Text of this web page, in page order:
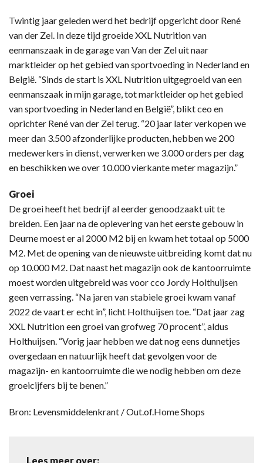
Twintig jaar geleden werd het bedrijf opgericht door René
van der Zel. In deze tijd groeide XXL Nutrition van
eenmanszaak in de garage van Van der Zel uit naar
marktleider op het gebied van sportvoeding in Nederland en
België. “Sinds de start is XXL Nutrition uitgegroeid van een
eenmanszaak in mijn garage, tot marktleider op het gebied
van sportvoeding in Nederland en België”, blikt ceo en
oprichter René van der Zel terug. “20 jaar later verkopen we
meer dan 3.500 afzonderlijke producten, hebben we 200
medewerkers in dienst, verwerken we 3.000 orders per dag
en beschikken we over 10.000 vierkante meter magazijn.”
Groei
De groei heeft het bedrijf al eerder genoodzaakt uit te
breiden. Een jaar na de oplevering van het eerste gebouw in
Deurne moest er al 2000 M2 bij en kwam het totaal op 5000
M2. Met de opening van de nieuwste uitbreiding komt dat nu
op 10.000 M2. Dat naast het magazijn ook de kantoorruimte
moest worden uitgebreid was voor cco Jordy Holthuijsen
geen verrassing. “Na jaren van stabiele groei kwam vanaf
2022 de vaart er echt in”, licht Holthuijsen toe. “Dat jaar zag
XXL Nutrition een groei van grofweg 70 procent”, aldus
Holthuijsen. “Vorig jaar hebben we dat nog eens dunnetjes
overgedaan en natuurlijk heeft dat gevolgen voor de
magazijn- en kantoorruimte die we nodig hebben om deze
groeicijfers bij te benen.”
Bron: Levensmiddelenkrant / Out.of.Home Shops
Lees meer over: